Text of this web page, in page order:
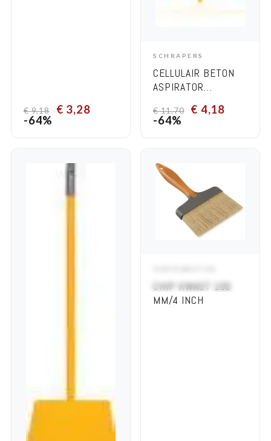
€9,18 € 3,28
-64%
ADD TO CART
SCHRAPERS
CELLULAIR BETON
ASPIRATOR
36 CM
€11,70 € 4,18
-64%
CHIP KWAST 100
MM/4 INCH